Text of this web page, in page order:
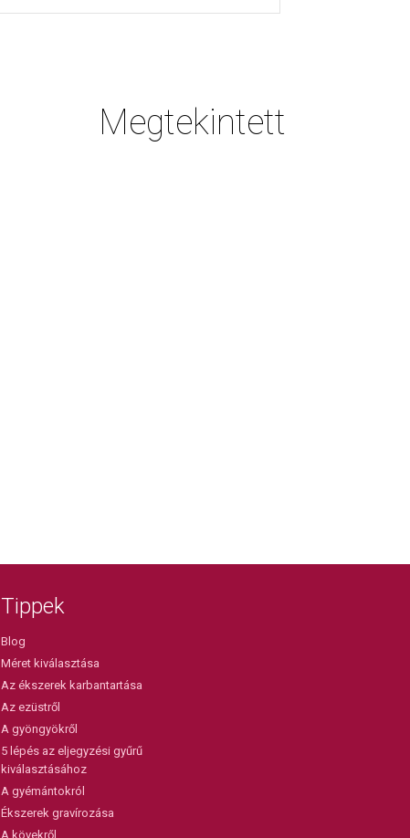
Megtekintett
Tippek
Blog
Méret kiválasztása
Az ékszerek karbantartása
Az ezüstről
A gyöngyökről
5 lépés az eljegyzési gyűrű
kiválasztásához
A gyémántokról
Ékszerek gravírozása
A kövekről